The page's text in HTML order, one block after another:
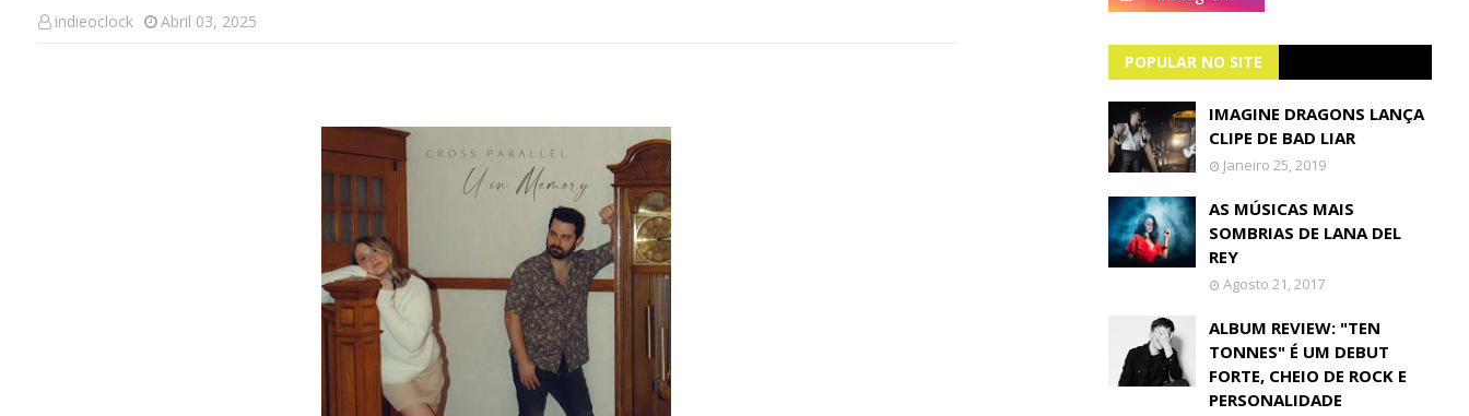
indieoclock Abril 03, 2025
POPULAR NO SITE
IMAGINE DRAGONS LANÇA
CLIPE DE BAD LIAR
Janeiro 25, 2019
AS MÚSICAS MAIS
SOMBRIAS DE LANA DEL
REY
Agosto 21, 2017
ALBUM REVIEW: "TEN
TONNES" É UM DEBUT
FORTE, CHEIO DE ROCK E
PERSONALIDADE